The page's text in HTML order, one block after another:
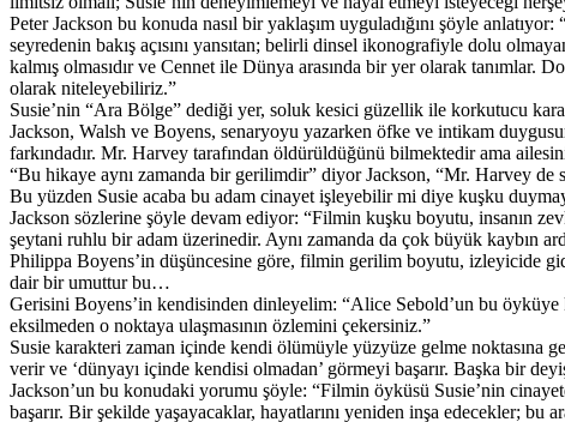
Peter Jackson bu konuda nasıl bir yaklaşım uyguladığını şöyle
seyredenin bakış açısını yansıtan; belirli dinsel ikonografiyle dolu
kalmış olmasıdır ve Cennet ile Dünya arasında bir yer olarak tanımlar.
olarak niteleyebiliriz.”
Susie’nin “Ara Bölge” dediği yer, soluk kesici güzellik ile korkutucu
Jackson, Walsh ve Boyens, senaryoyu yazarken öfke ve intikam
farkındadır. Mr. Harvey tarafından öldürüldüğünü bilmektedir ama
“Bu hikaye aynı zamanda bir gerilimdir” diyor Jackson, “Mr. Harvey
Bu yüzden Susie acaba bu adam cinayet işleyebilir mi diye kuşku
Jackson sözlerine şöyle devam ediyor: “Filmin kuşku boyutu, insanın
şeytani ruhlu bir adam üzerinedir. Aynı zamanda da çok büyük kaybın
Philippa Boyens’in düşüncesine göre, filmin gerilim boyutu, izleyicide
dair bir umuttur bu…
Gerisini Boyens’in kendisinden dinleyelim: “Alice Sebold’un bu
eksilmeden o noktaya ulaşmasının özlemini çekersiniz.”
Susie karakteri zaman içinde kendi ölümüyle yüzyüze gelme noktasına
verir ve ‘dünyayı içinde kendisi olmadan’ görmeyi başarır. Başka bir
Jackson’un bu konudaki yorumu şöyle: “Filmin öyküsü Susie’nin
başarır. Bir şekilde yaşayacaklar, hayatlarını yeniden inşa edecekler; bu